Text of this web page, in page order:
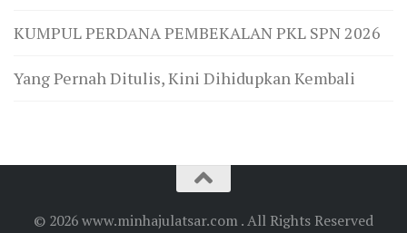
KUMPUL PERDANA PEMBEKALAN PKL SPN 2026
Yang Pernah Ditulis, Kini Dihidupkan Kembali
© 2026 www.minhajulatsar.com . All Rights Reserved